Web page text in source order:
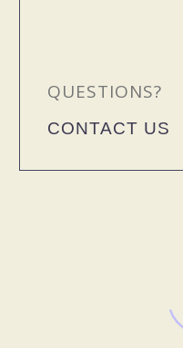
QUESTIONS?
CONTACT US